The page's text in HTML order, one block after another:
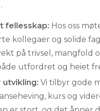
fellesskap: Hos oss
kollegaer og solide
på trivsel, mangfold
utfordret og heiet
utvikling: Vi tilbyr gode
kurs og